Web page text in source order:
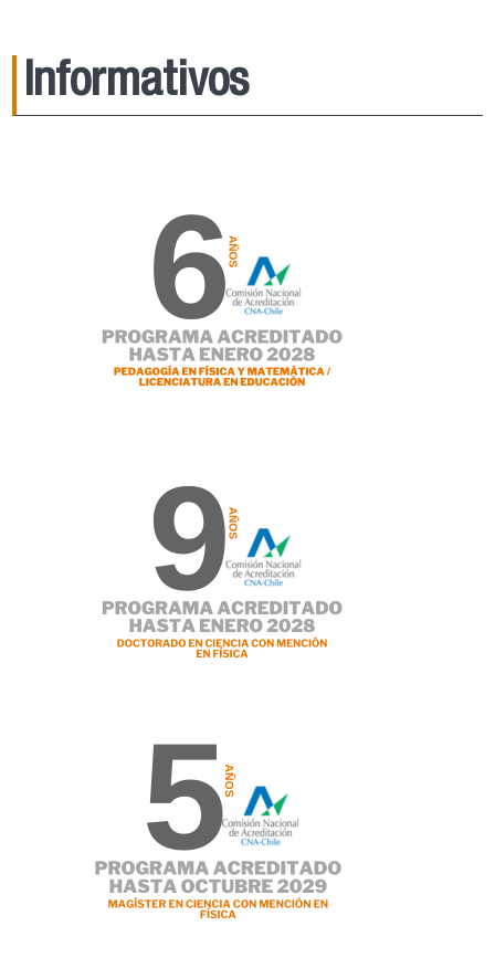
Informativos